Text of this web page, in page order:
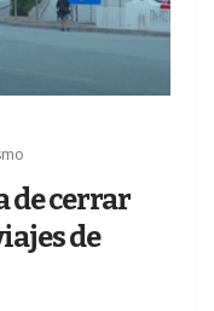
de cerrar
de